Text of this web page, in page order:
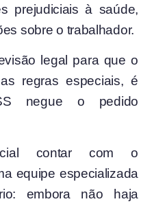
prejudiciais à saúde,
sobre o trabalhador.
legal para que o
regras especiais, é
negue o pedido
contar com o
equipe especializada
embora não haja